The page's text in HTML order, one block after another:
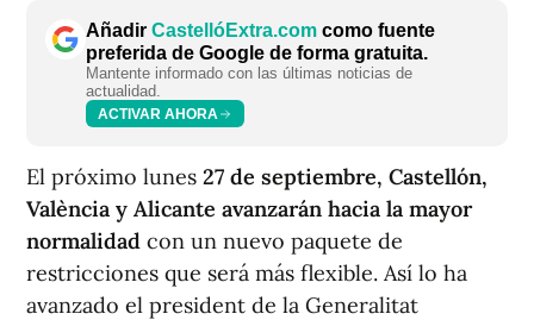
Añadir CastellóExtra.com como fuente
preferida de Google de forma gratuita.
Mantente informado con las últimas noticias de
actualidad.
ACTIVAR AHORA
El próximo lunes 27 de septiembre, Castellón,
València y Alicante avanzarán hacia la mayor
normalidad con un nuevo paquete de
restricciones que será más flexible. Así lo ha
avanzado el president de la Generalitat